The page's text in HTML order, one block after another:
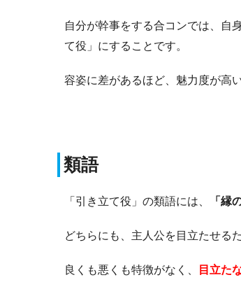
自分が幹事をする合コンでは、自
て役」にすることです。
容姿に差があるほど、魅力度が高
類語
「引き立て役」の類語には、 「縁
どちらにも、主人公を目立たせる
良くも悪くも特徴がなく、 目立た